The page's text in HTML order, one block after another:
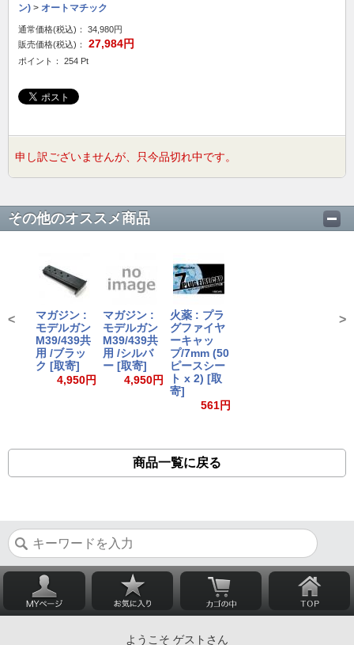
ン) > オートマチック
通常価格(税込)：
34,980円
販売価格(税込)：
27,984円
ポイント： 254 Pt
申し訳ございませんが、只今品切れ中です。
その他のオススメ商品
マガジン :
モデルガン
M39/439共
用 /ブラッ
ク [取寄]
4,950円
マガジン :
モデルガン
M39/439共
用 /シルバ
ー [取寄]
4,950円
火薬 : プラ
グファイヤ
ーキャッ
プ/7mm (50
ピースシー
ト x 2) [取
寄]
561円
< >
商品一覧に戻る
ようこそ ゲストさん